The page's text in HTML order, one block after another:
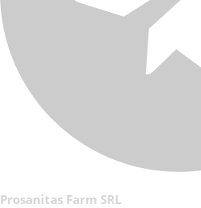
Prosanitas Farm SRL